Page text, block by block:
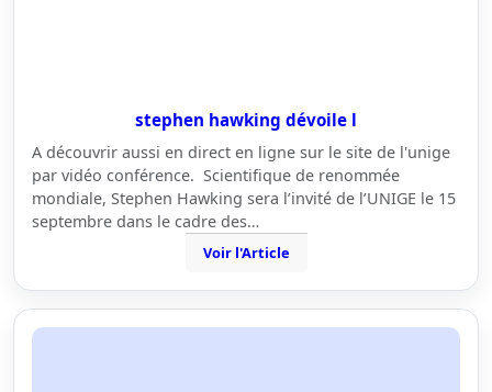
stephen hawking dévoile l
A découvrir aussi en direct en ligne sur le site de l'unige
par vidéo conférence. Scientifique de renommée
mondiale, Stephen Hawking sera l’invité de l’UNIGE le 15
septembre dans le cadre des…
Voir l'Article